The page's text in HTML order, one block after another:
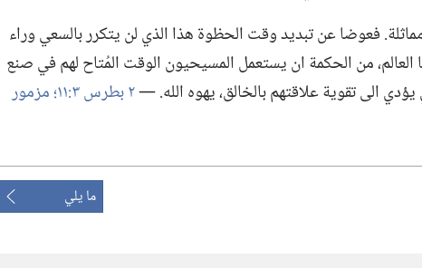
فعوضا عن تبديد وقت الحظوة هذا الذي لن يتكرر بالسعي وراء
العالم،‏ من الحكمة ان يستعمل المسيحيون الوقت المُتاح لهم في صنع
يؤدي الى تقوية علاقتهم بالخالق،‏ يهوه الله.‏ —‏٢ بطرس ٣:‏١١؛‏
مزمور
ما يلي